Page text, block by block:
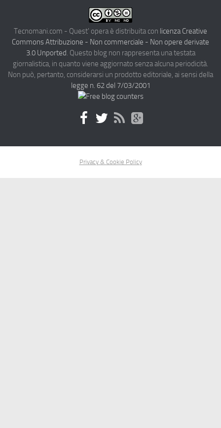
Tecnomani.com - Quest' opera è distribuita con licenza Creative
Commons Attribuzione - Non commerciale - Non opere derivate
3.0 Unported. Questo blog non rappresenta una testata
giornalistica, in quanto viene aggiornato senza alcuna periodicità.
Non può, pertanto, considerarsi un prodotto editoriale, ai sensi della
legge n. 62 del 7/03/2001
Privacy & Cookie Policy